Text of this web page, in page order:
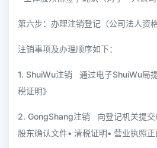
第六步：办理注销登记（公司法人资格
注销事项及办理顺序如下：
1. ShuiWu注销 通过电子ShuiWu局
税证明》
2. GongShang注销 向登记机关提交
股东确认文件• 清税证明• 营业执照